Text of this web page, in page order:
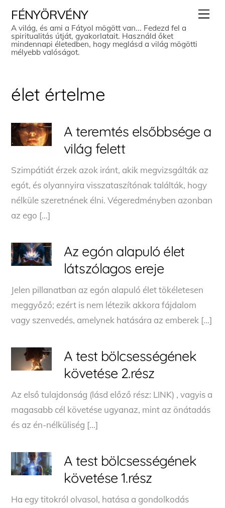
content
FÉNYÖRVÉNY
A világ, és ami a Fátyol mögött van... Fedezd fel a
spiritualitás útját, gyakorlatait. Használd őket
mindennapi életedben, hogy meglásd a világ mögötti
mélyebb valóságot.
élet értelme
A teremtés elsőbbsége a
világ felett
Szimpátiát érzek azok iránt, akik megvizsgálták az
egót, és olyannyira visszataszítónak találták, hogy
nélküle szeretnének élni. Végeredményben azonban
az ego […]
Az egón alapuló élet
látszólagos ereje
Jelen pillanatban az egón alapuló élet tökéletesen
meggyőző; ezért is nem létezik akkora fájdalom
vagy szenvedés, amelynek hatására az emberek […]
A test bölcsességének
követése 2.rész
Az első tulajdonság (lásd előző rész: LINK) , vagyis a
magasabb cél követése ugyanaz, mint az önátadás
és az én-nélküliség […]
A test bölcsességének
követése 1.rész
Ha egy titokról olvasol, hatása a gondolkodás